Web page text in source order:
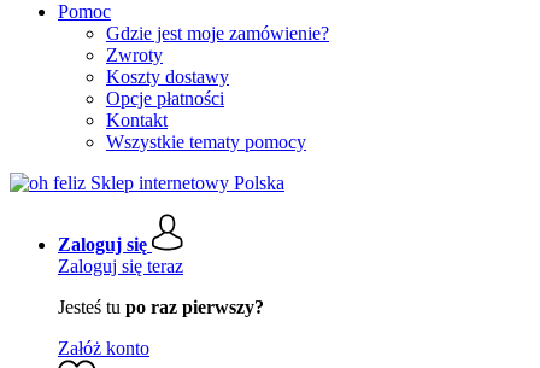
Pomoc
Gdzie jest moje zamówienie?
Zwroty
Koszty dostawy
Opcje płatności
Kontakt
Wszystkie tematy pomocy
Zaloguj się
Zaloguj się teraz
Jesteś tu po raz pierwszy?
Załóż konto